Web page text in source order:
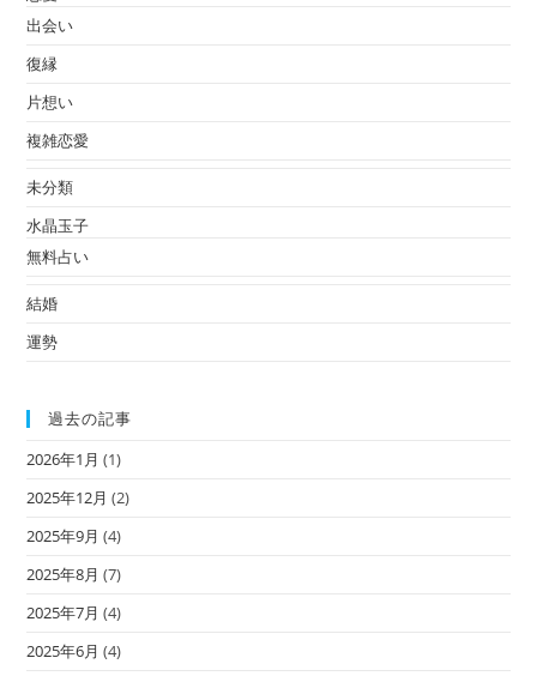
出会い
復縁
片想い
複雑恋愛
未分類
水晶玉子
無料占い
結婚
運勢
過去の記事
2026年1月 (1)
2025年12月 (2)
2025年9月 (4)
2025年8月 (7)
2025年7月 (4)
2025年6月 (4)